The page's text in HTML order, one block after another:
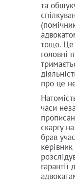
та
тощо. Це
головні
про це
часи
скаргу
брав
гарантії